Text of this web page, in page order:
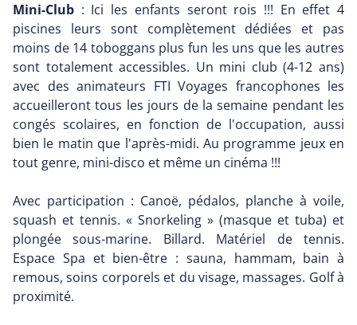
Mini-Club : Ici les enfants seront rois !!! En effet 4
piscines leurs sont complètement dédiées et pas
moins de 14 toboggans plus fun les uns que les autres
sont totalement accessibles. Un mini club (4-12 ans)
avec des animateurs FTI Voyages francophones les
accueilleront tous les jours de la semaine pendant les
congés scolaires, en fonction de l'occupation, aussi
bien le matin que l'après-midi. Au programme jeux en
tout genre, mini-disco et même un cinéma !!!
Avec participation : Canoë, pédalos, planche à voile,
squash et tennis. « Snorkeling » (masque et tuba) et
plongée sous-marine. Billard. Matériel de tennis.
Espace Spa et bien-être : sauna, hammam, bain à
remous, soins corporels et du visage, massages. Golf à
proximité.